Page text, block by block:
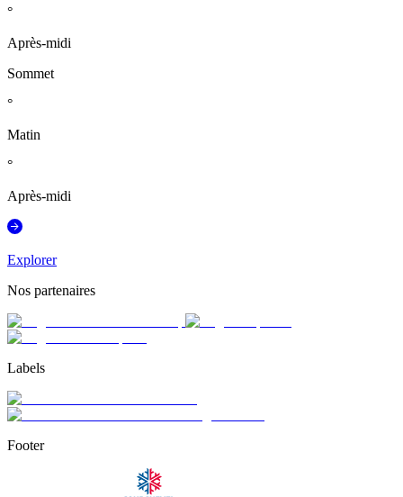
°
Après-midi
Sommet
°
Matin
°
Après-midi
Explorer
Nos partenaires
Labels
Footer